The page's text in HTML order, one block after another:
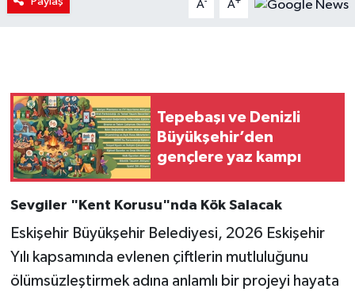
A A
Tepebaşı ve Denizli
Büyükşehir’den
gençlere yaz kampı
Sevgiler "Kent Korusu"nda Kök Salacak
Eskişehir Büyükşehir Belediyesi, 2026 Eskişehir
Yılı kapsamında evlenen çiftlerin mutluluğunu
ölümsüzleştirmek adına anlamlı bir projeyi hayata